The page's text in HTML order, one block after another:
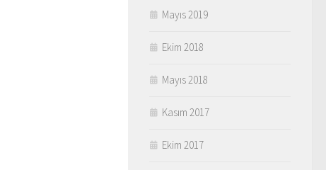
Mayıs 2019
Ekim 2018
Mayıs 2018
Kasım 2017
Ekim 2017